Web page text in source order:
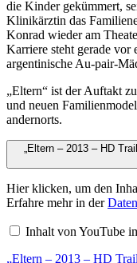
die Kinder gekümmert,
Klinikärztin das
Konrad wieder am
Karriere steht gerade vor
argentinische Au-pair-
„Eltern“ ist der Auftakt
und neuen
andernorts.
„Eltern – 2013 – HD
Hier klicken, um den
Erfahre mehr in der
Inhalt von YouTube
„Eltern – 2013 – HD